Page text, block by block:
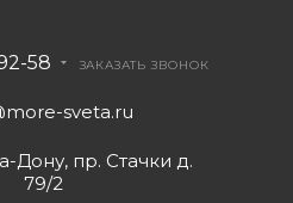
58 ЗАКАЗАТЬ ЗВОНОК
sveta.ru
Дону, пр. Стачки д.
79/2